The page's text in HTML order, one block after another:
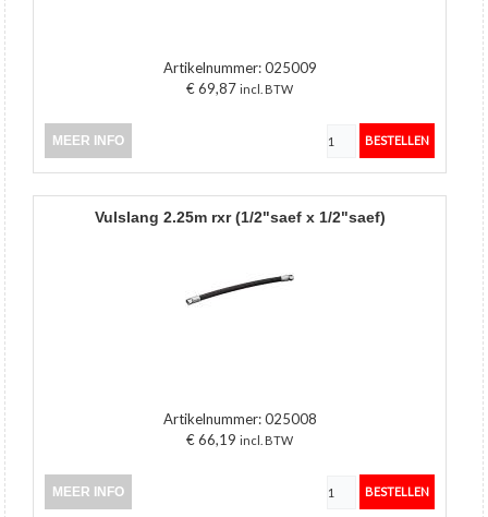
Artikelnummer:025009
€ 69,87 incl. BTW
MEER INFO
vulslang 2.25m rxr (1/2"saef x 1/2"saef)
Artikelnummer:025008
€ 66,19 incl. BTW
MEER INFO